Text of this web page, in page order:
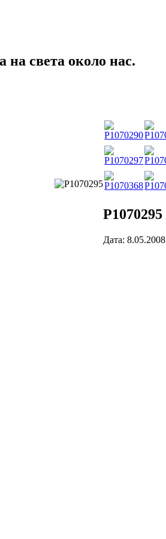
света около нас.
P1070295
Дата: 8.05.2008